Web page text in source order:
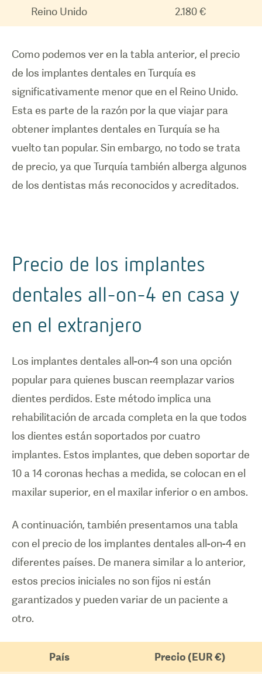
Reino Unido 2.180 €
Como podemos ver en la tabla anterior, el precio
de los implantes dentales en Turquía es
significativamente menor que en el Reino Unido.
Esta es parte de la razón por la que viajar para
obtener implantes dentales en Turquía se ha
vuelto tan popular. Sin embargo, no todo se trata
de precio, ya que Turquía también alberga algunos
de los dentistas más reconocidos y acreditados.
Precio de los implantes
dentales all-on-4 en casa y
en el extranjero
Los implantes dentales all-on-4 son una opción
popular para quienes buscan reemplazar varios
dientes perdidos. Este método implica una
rehabilitación de arcada completa en la que todos
los dientes están soportados por cuatro
implantes. Estos implantes, que deben soportar de
10 a 14 coronas hechas a medida, se colocan en el
maxilar superior, en el maxilar inferior o en ambos.
A continuación, también presentamos una tabla
con el precio de los implantes dentales all-on-4 en
diferentes países. De manera similar a lo anterior,
estos precios iniciales no son fijos ni están
garantizados y pueden variar de un paciente a
otro.
País Precio (EUR €)